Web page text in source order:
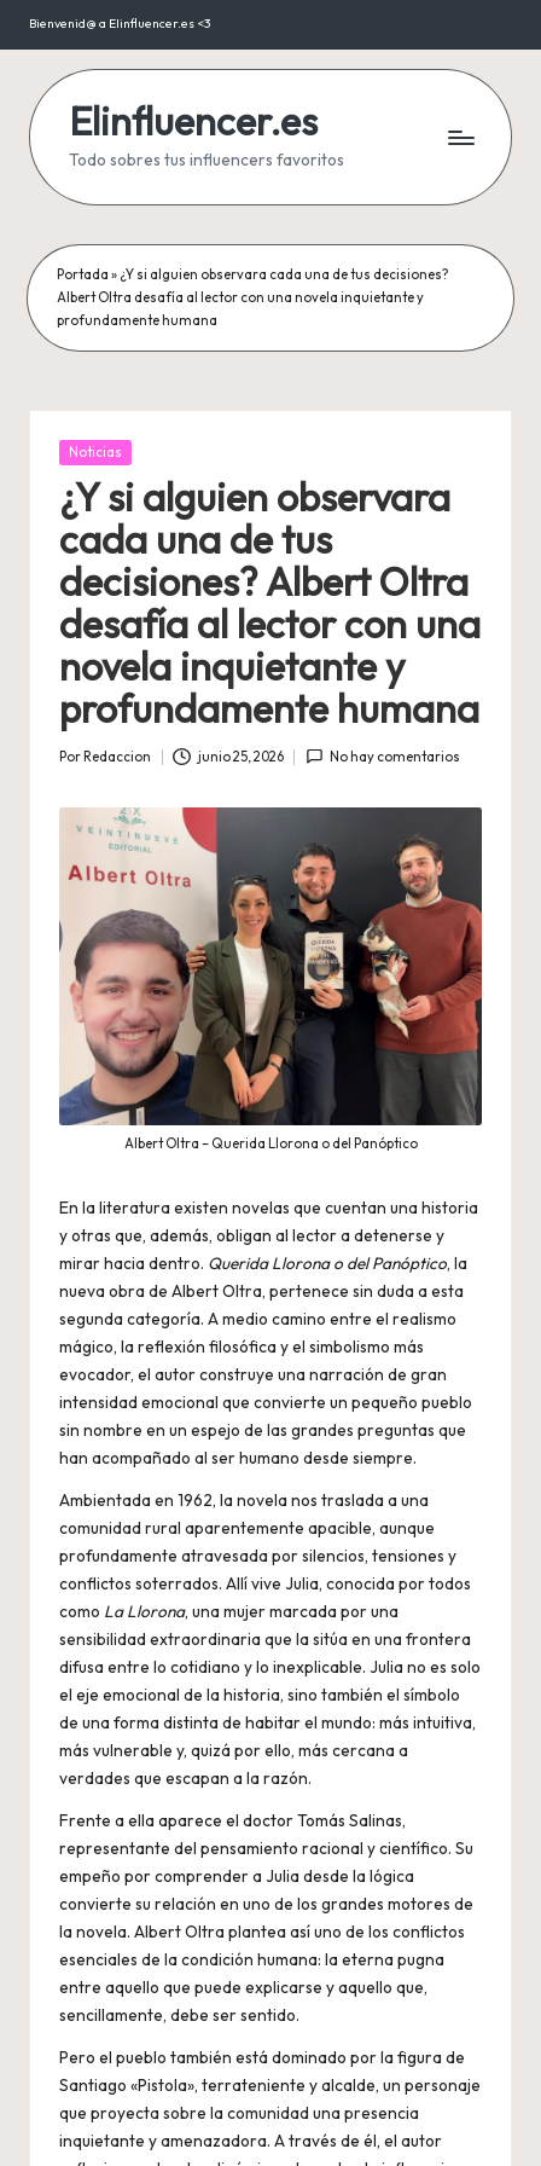
Saltar
contenido
Bienvenid@ a Elinfluencer.es <3
Elinfluencer.es
Todo sobres tus influencers favoritos
Portada » ¿Y si alguien observara cada una de tus decisiones?
Albert Oltra desafía al lector con una novela inquietante y
profundamente humana
Publicada
Noticias
¿Y si alguien observara
cada una de tus
decisiones? Albert Oltra
desafía al lector con una
novela inquietante y
profundamente humana
Por Redaccion junio 25, 2026 No hay comentarios
Albert Oltra – Querida Llorona o del Panóptico
En la literatura existen novelas que cuentan una historia
y otras que, además, obligan al lector a detenerse y
mirar hacia dentro. Querida Llorona o del Panóptico, la
nueva obra de Albert Oltra, pertenece sin duda a esta
segunda categoría. A medio camino entre el realismo
mágico, la reflexión filosófica y el simbolismo más
evocador, el autor construye una narración de gran
intensidad emocional que convierte un pequeño pueblo
sin nombre en un espejo de las grandes preguntas que
han acompañado al ser humano desde siempre.
Ambientada en 1962, la novela nos traslada a una
comunidad rural aparentemente apacible, aunque
profundamente atravesada por silencios, tensiones y
conflictos soterrados. Allí vive Julia, conocida por todos
como La Llorona, una mujer marcada por una
sensibilidad extraordinaria que la sitúa en una frontera
difusa entre lo cotidiano y lo inexplicable. Julia no es solo
el eje emocional de la historia, sino también el símbolo
de una forma distinta de habitar el mundo: más intuitiva,
más vulnerable y, quizá por ello, más cercana a
verdades que escapan a la razón.
Frente a ella aparece el doctor Tomás Salinas,
representante del pensamiento racional y científico. Su
empeño por comprender a Julia desde la lógica
convierte su relación en uno de los grandes motores de
la novela. Albert Oltra plantea así uno de los conflictos
esenciales de la condición humana: la eterna pugna
entre aquello que puede explicarse y aquello que,
sencillamente, debe ser sentido.
Pero el pueblo también está dominado por la figura de
Santiago «Pistola», terrateniente y alcalde, un personaje
que proyecta sobre la comunidad una presencia
inquietante y amenazadora. A través de él, el autor